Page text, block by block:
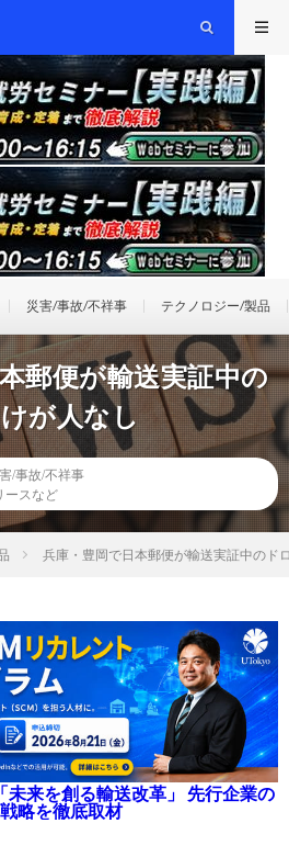
災害/事故/不祥事 テクノロジー/製品
郵便が輸送実証中の
が人なし
/事故/不祥事
ースなど
兵庫・豊岡で日本郵便が輸送実証中のド
未来を創る輸送改革」 先行企業の
略を徹底取材